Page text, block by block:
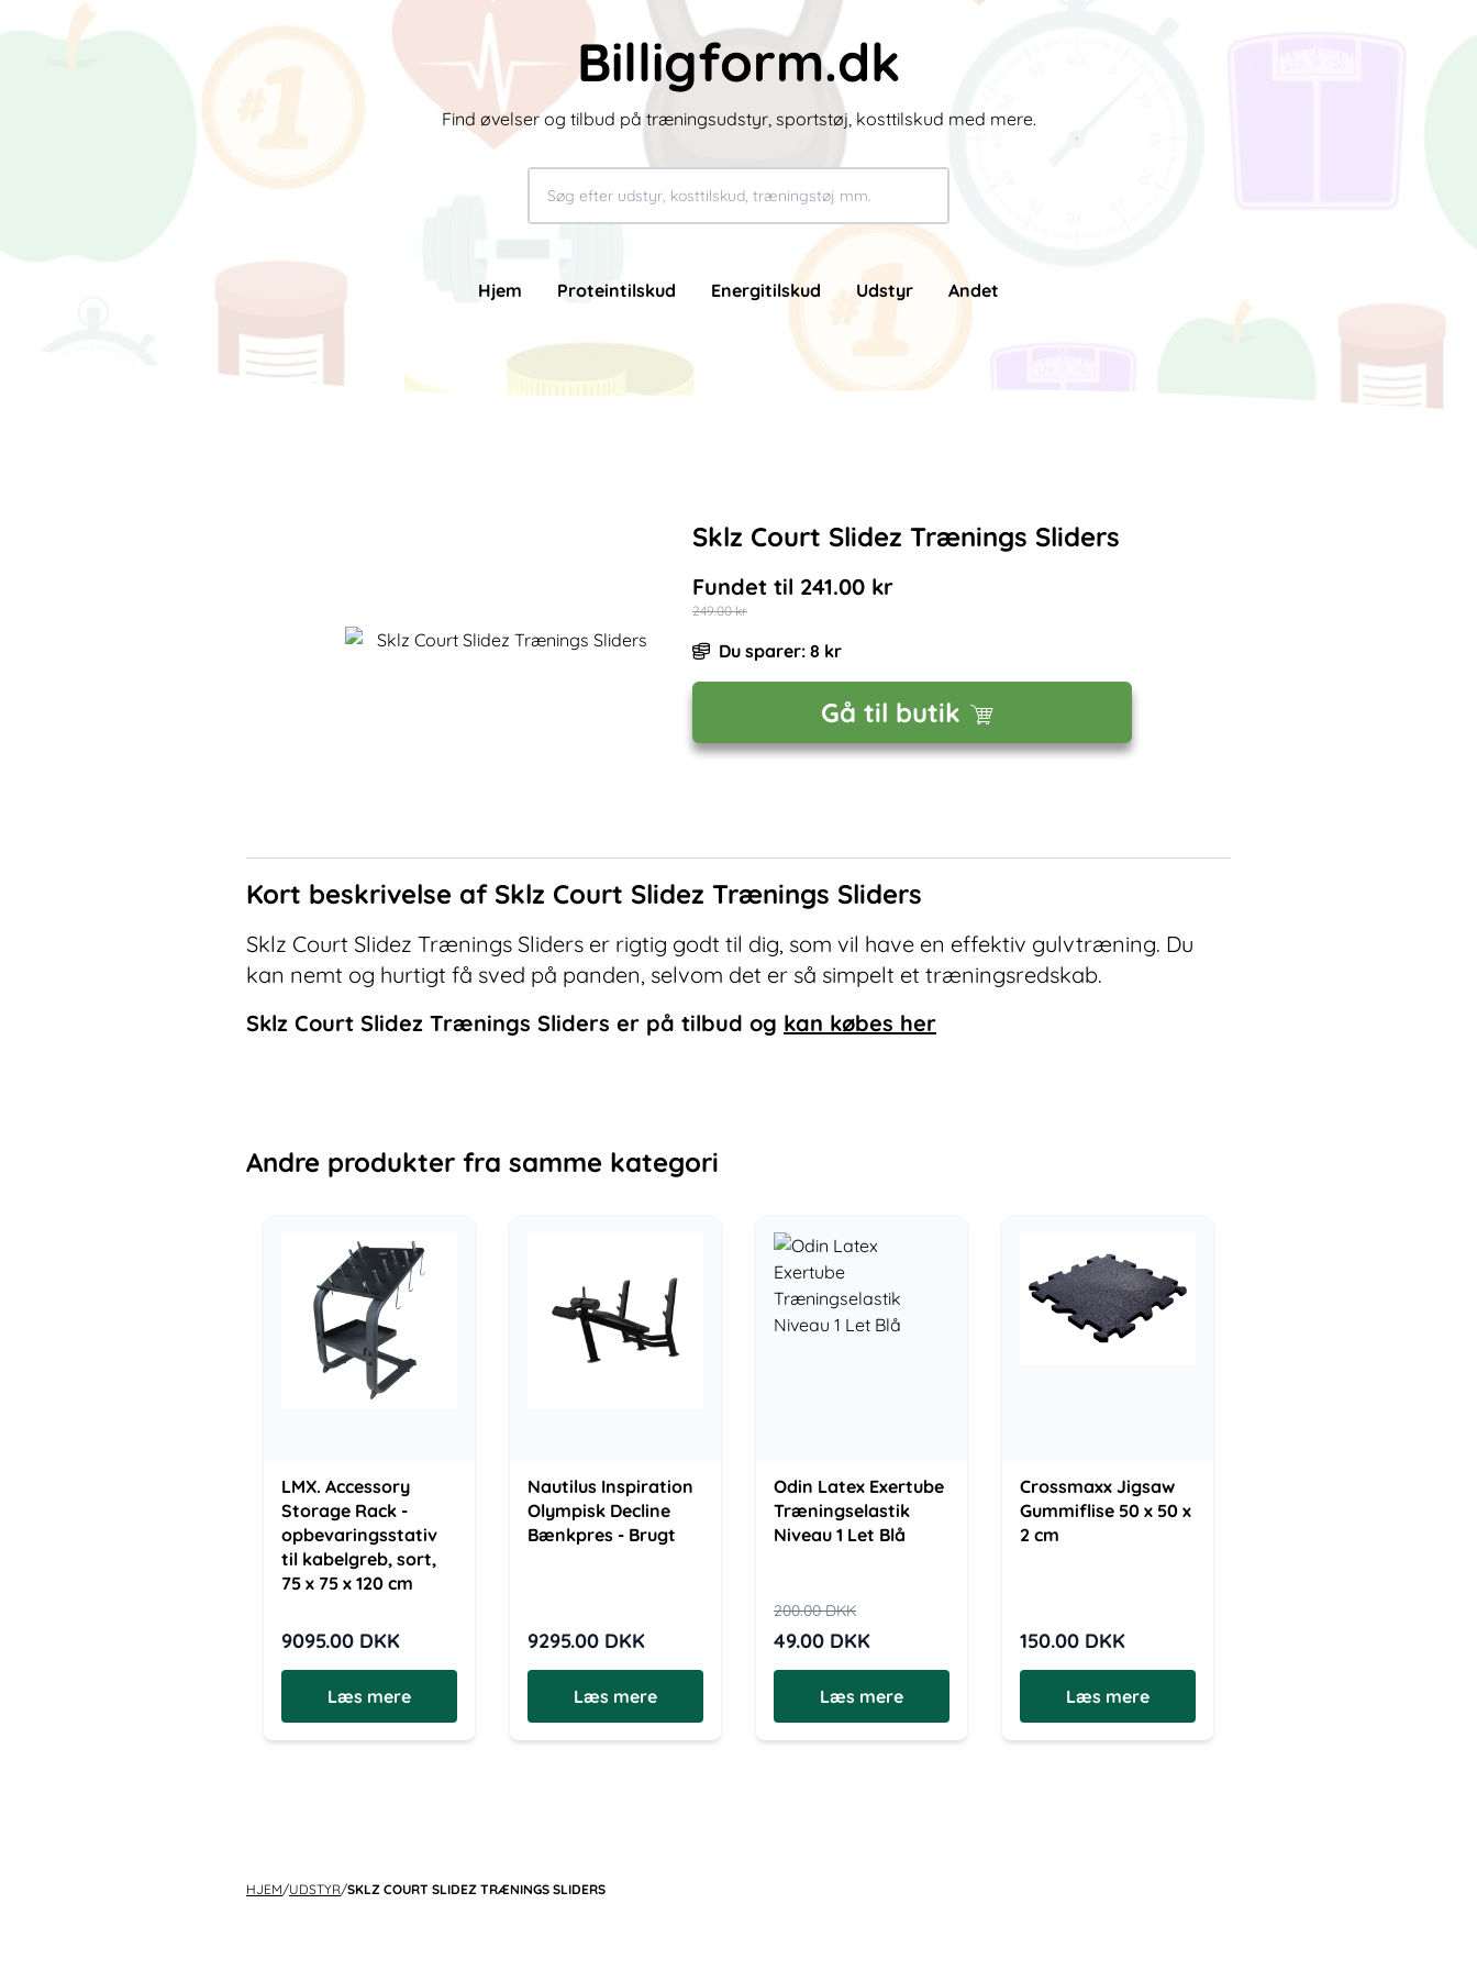
Billigform.dk
Find øvelser og tilbud på træningsudstyr, sportstøj, kosttilskud med mere.
Hjem Proteintilskud Energitilskud Udstyr Andet
Sklz Court Slidez Trænings Sliders
Fundet til 241.00 kr
249.00kr
Du sparer: 8 kr
Gå til butik
Kort beskrivelse af Sklz Court Slidez Trænings Sliders
Sklz Court Slidez Trænings Sliders er rigtig godt til dig, som vil have en effektiv gulvtræning. Du
kan nemt og hurtigt få sved på panden, selvom det er så simpelt et træningsredskab.
Sklz Court Slidez Trænings Sliders er på tilbud og kan købes her
Andre produkter fra samme kategori
LMX. Accessory
Storage Rack -
opbevaringsstativ
til kabelgreb, sort,
75 x 75 x 120 cm
9095.00 DKK
Læs mere
Nautilus Inspiration
Olympisk Decline
Bænkpres - Brugt
9295.00 DKK
Læs mere
Odin Latex Exertube
Træningselastik
Niveau 1 Let Blå
200.00DKK
49.00 DKK
Læs mere
Crossmaxx Jigsaw
Gummiflise 50 x 50 x
2 cm
150.00 DKK
Læs mere
HJEM/UDSTYR/SKLZ COURT SLIDEZ TRÆNINGS SLIDERS